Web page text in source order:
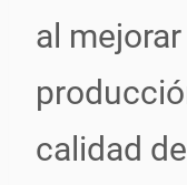
al
calidad